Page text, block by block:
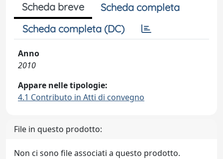
Scheda breve
Scheda completa
Scheda completa (DC)
Anno
2010
Appare nelle tipologie:
4.1 Contributo in Atti di convegno
File in questo prodotto:
Non ci sono file associati a questo prodotto.